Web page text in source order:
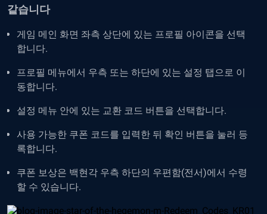
같습니다
게임 메인 화면 좌측 상단에 있는 프로필 아이콘을 선택
합니다.
프로필 메뉴에서 우측 또는 하단에 있는 설정 탭으로 이
동합니다.
설정 메뉴 안에 있는 교환 코드 버튼을 선택합니다.
사용 가능한 쿠폰 코드를 입력한 뒤 확인 버튼을 눌러 등
록합니다.
쿠폰 보상은 백현각 우측 하단의 우편함(전서)에서 수령
할 수 있습니다.